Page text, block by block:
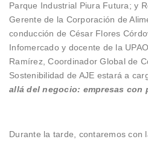
Parque Industrial Piura Futura; y
Gerente de la Corporación de
conducción de César Flores
Infomercado y docente de la
Ramírez, Coordinador Global de
Sostenibilidad de AJE estará a
allá del negocio: empresas con
Durante la tarde, contaremos con